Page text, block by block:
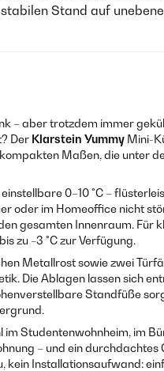
Stand auf
– aber trotzdem immer
Der Klarstein Yummy Mini-
Maßen, die unter
0–10 °C –
oder im Homeoffice nicht
gesamten Innenraum. Für
zu −3 °C zur Verfügung.
Metallrost sowie zwei
Die Ablagen lassen sich
Standfüße
Studentenwohnheim, im
– und ein durchdachtes
kein Installationsaufwand: